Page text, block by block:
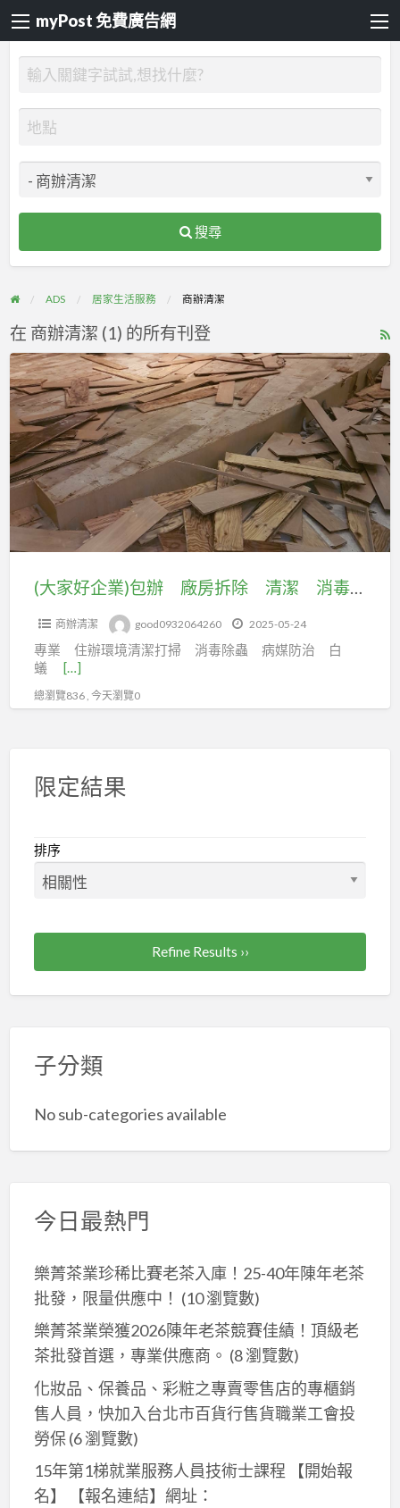
myPost 免費廣告網
搜尋
ADS 居家生活服務 商辦清潔
在 商辦清潔 (1) 的所有刊登
(大
家
好
企
業)
包
辦
廠
房
潔
毒
棄
工
(大家好企業)包辦 廠房拆除 清潔 消毒 油漆 垃圾運棄 資源回收等工程
商辦清潔 good0932064260 2025-05-24
專業 住辦環境清潔打掃 消毒除蟲 病媒防治 白
蟻 […]
總瀏覽836 , 今天瀏覽0
限定結果
排序
Refine Results ››
子分類
No sub-categories available
今日最熱門
樂菁茶業珍稀比賽老茶入庫！25-40年陳年老茶
批發，限量供應中！ (10 瀏覽數)
樂菁茶業榮獲2026陳年老茶競賽佳績！頂級老
茶批發首選，專業供應商。 (8 瀏覽數)
化妝品、保養品、彩粧之專賣零售店的專櫃銷
售人員，快加入台北市百貨行售貨職業工會投
勞保(6 瀏覽數)
15年第1梯就業服務人員技術士課程 【開始報
名】 【報名連結】網址：